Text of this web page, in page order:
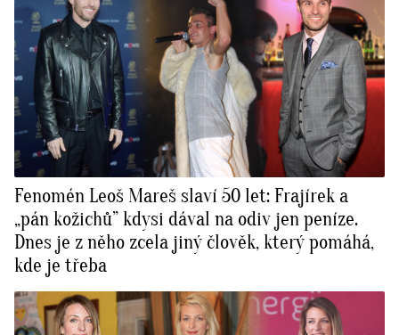
Fenomén Leoš Mareš slaví 50 let: Frajírek a
„pán kožichů” kdysi dával na odiv jen peníze.
Dnes je z něho zcela jiný člověk, který pomáhá,
kde je třeba